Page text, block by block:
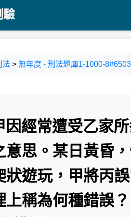
驗
> 無年度 - 刑法題庫1-1000-8#6503
因經常遭受乙家
意思。某日黃昏
狀遊玩，甲將丙
上稱為何種錯誤？